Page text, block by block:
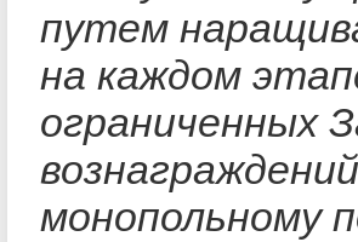
путем
на каждом
ограниченных
монопольному